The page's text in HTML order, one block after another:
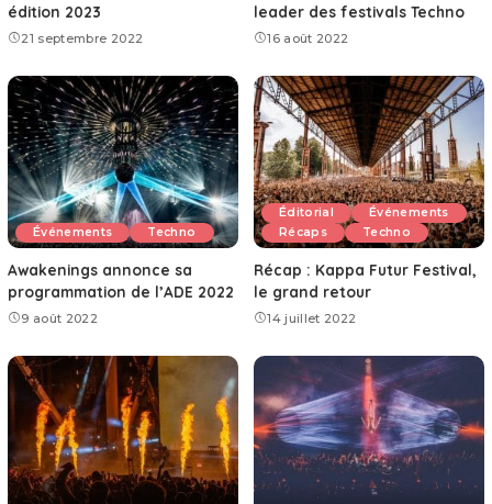
édition 2023
21 septembre 2022
leader des festivals Techno
16 août 2022
Événements Techno
Awakenings annonce sa
programmation de l’ADE 2022
9 août 2022
Éditorial
Événements
Récaps
Techno
Récap : Kappa Futur Festival,
le grand retour
14 juillet 2022